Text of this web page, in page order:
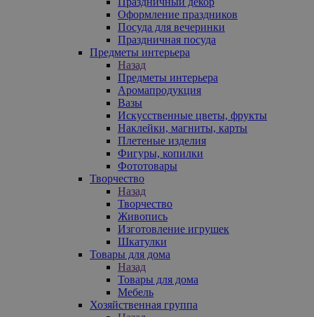
Оформление праздников
Посуда для вечеринки
Праздничная посуда
Предметы интерьера
Назад
Предметы интерьера
Аромапродукция
Вазы
Искусственные цветы, фрукты
Наклейки, магниты, карты
Плетеные изделия
Фигуры, копилки
Фототовары
Творчество
Назад
Творчество
Живопись
Изготовление игрушек
Шкатулки
Товары для дома
Назад
Товары для дома
Мебель
Хозяйственная группа